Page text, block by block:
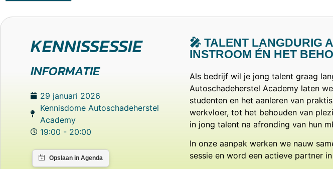
KENNISSESSIE
INFORMATIE
29 januari 2026
Kennisdome Autoschadeherstel
Academy
19:00 - 20:00
🎤 TALENT LANGDURIG
INSTROOM ÉN HET
Als bedrijf wil je jong talent graag
Autoschadeherstel Academy laten
studenten en het aanleren van
werkvloer, tot het behouden van
in jong talent na afronding van hun
In onze aanpak werken we nauw
sessie en word een actieve partner